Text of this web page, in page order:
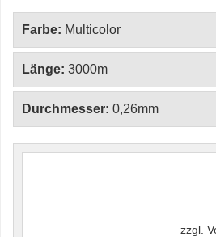
Farbe: Multicolor
Länge: 3000m
Durchmesser: 0,26mm
zzgl.